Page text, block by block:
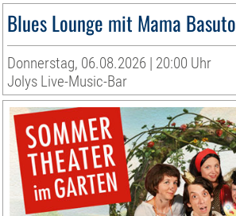
Blues Lounge mit Mama Basuto
Donnerstag, 06.08.2026 | 20:00 Uhr
Jolys Live-Music-Bar